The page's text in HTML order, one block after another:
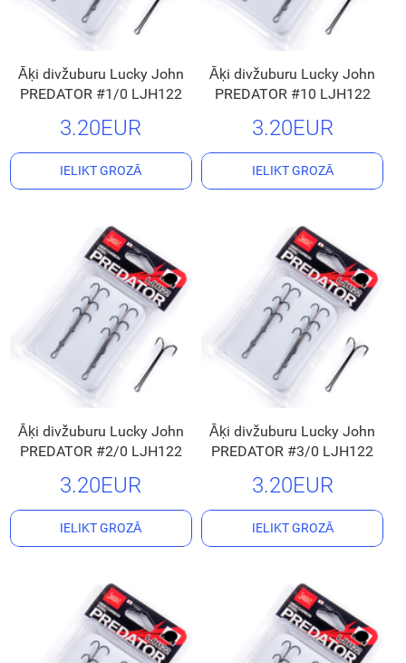
Āķi divžuburu Lucky John
PREDATOR #1/0 LJH122
3.20EUR
IELIKT GROZĀ
Āķi divžuburu Lucky John
PREDATOR #10 LJH122
3.20EUR
IELIKT GROZĀ
Āķi divžuburu Lucky John
PREDATOR #2/0 LJH122
3.20EUR
IELIKT GROZĀ
Āķi divžuburu Lucky John
PREDATOR #3/0 LJH122
3.20EUR
IELIKT GROZĀ